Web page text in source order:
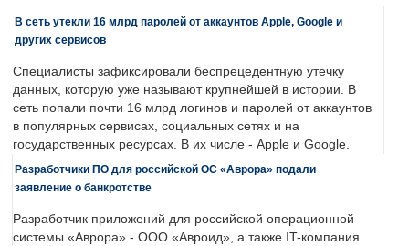
В сеть утекли 16 млрд паролей от аккаунтов Apple, Google и
других сервисов
Специалисты зафиксировали беспрецедентную утечку
данных, которую уже называют крупнейшей в истории. В
сеть попали почти 16 млрд логинов и паролей от аккаунтов
в популярных сервисах, социальных сетях и на
государственных ресурсах. В их числе - Apple и Google.
Разработчики ПО для российской ОС «Аврора» подали
заявление о банкротстве
Разработчик приложений для российской операционной
системы «Аврора» - ООО «Авроид», а также IT-компания